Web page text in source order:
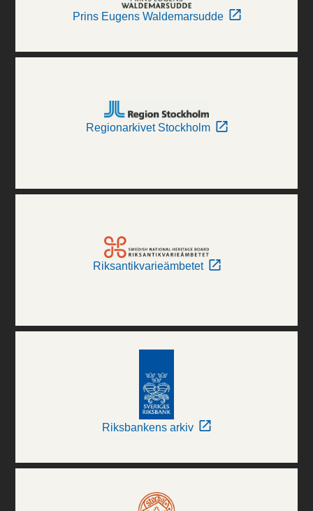
Prins Eugens Waldemarsudde
Regionarkivet Stockholm
Riksantikvarieämbetet
Riksbankens arkiv